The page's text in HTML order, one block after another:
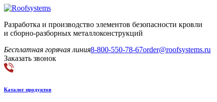
Разработка и производство элементов безопасности кровли
и сборно-разборных металлоконструкций
Бесплатная горячая линия8-800-550-78-67order@roofsystems.ru
Заказать звонок
Каталог продуктов